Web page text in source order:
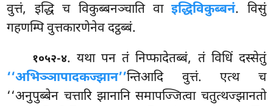
वुत्तं, इद्धि च विकुब्बनञ्चाति वाइद्धिविकुब्बनं. विसुं
गहणम्पि वुत्तकारणेनेव दट्ठब्बं.
१०५२-४. यथा पन तं निप्फादेतब्बं, तं विधिं दस्सेतुं
‘‘अभिञ्ञापादकज्झान’’न्तिआदि वुत्तं. एत्थ च
‘‘अनुपुब्बेन चत्तारि झानानि समापज्जित्वा चतुत्थज्झानतो